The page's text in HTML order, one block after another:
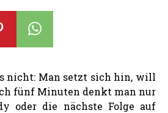
nicht: Man setzt sich hin, will
fünf Minuten denkt man nur
oder die nächste Folge auf